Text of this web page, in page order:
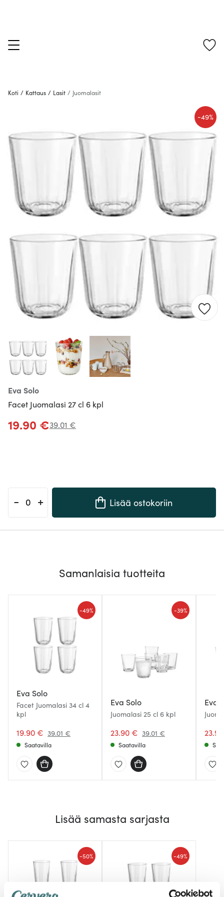
Koti / Kattaus / Lasit / Juomalasit
Eva Solo
Facet Juomalasi 27 cl 6 kpl
-49%
19.90 €39.01 €
- + Lisää ostokoriin
Samanlaisia tuotteita
Eva Solo
Facet Juomalasi 34 cl 4
kpl
19.90 € 39.01 €
-49%
Saatavilla
Eva Solo
Juomalasi 25 cl 6 kpl
23.90 € 39.01 €
-39%
Saatavilla
Eva
Lisää samasta sarjasta
-50% -49%